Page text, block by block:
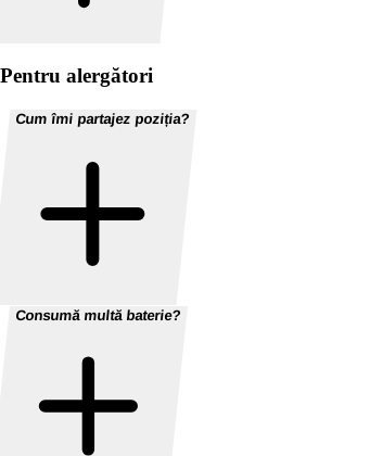
Pentru alergători
Cum îmi partajez poziția?
Consumă multă baterie?